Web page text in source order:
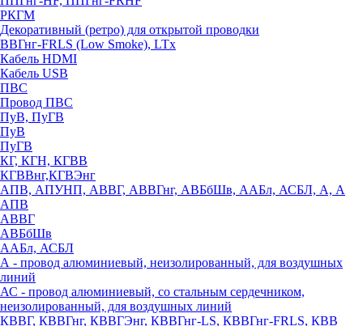
РКГМ
Декоративный (ретро) для открытой проводки
ВВГнг-FRLS (Low Smoke), LTx
Кабель HDMI
Кабель USB
ПВС
Провод ПВС
ПуВ, ПуГВ
ПуВ
ПуГВ
КГ, КГН, КГВВ
КГВВнг,КГВЭнг
АПВ, АПУНП, АВВГ, АВВГнг, АВБбШв, ААБл, АСБЛ, А, А
АПВ
АВВГ
АВБбШв
ААБл, АСБЛ
А - провод алюминиевый, неизолированный, для воздушных
линий
АС - провод алюминиевый, со стальным сердечником,
неизолированный, для воздушных линий
КВВГ, КВВГнг, КВВГЭнг, КВВГнг-LS, КВВГнг-FRLS, КВВ